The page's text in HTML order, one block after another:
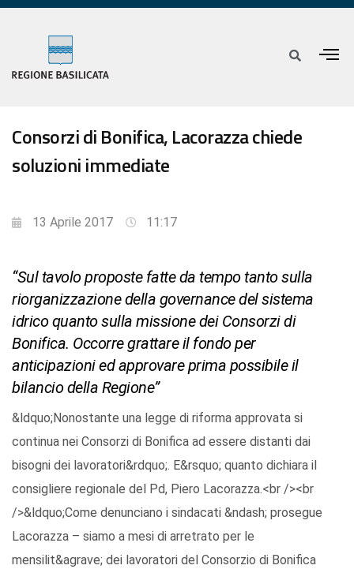
Consorzi di Bonifica, Lacorazza chiede
soluzioni immediate
13 Aprile 2017 11:17
“Sul tavolo proposte fatte da tempo tanto sulla
riorganizzazione della governance del sistema
idrico quanto sulla missione dei Consorzi di
Bonifica. Occorre grattare il fondo per
anticipazioni ed approvare prima possibile il
bilancio della Regione”
&ldquo;Nonostante una legge di riforma approvata si
continua nei Consorzi di Bonifica ad essere distanti dai
bisogni dei lavoratori&rdquo;. E&rsquo; quanto dichiara il
consigliere regionale del Pd, Piero Lacorazza.<br /><br
/>&ldquo;Come denunciano i sindacati &ndash; prosegue
Lacorazza – siamo a mesi di arretrato per le
mensilit&agrave; dei lavoratori del Consorzio di Bonifica